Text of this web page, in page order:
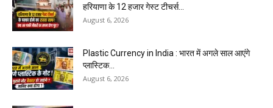
हरियाणा के 12 हजार गेस्ट टीचर्स...
August 6, 2026
Plastic Currency in India : भारत में अगले साल आएंगे
प्लास्टिक...
August 6, 2026